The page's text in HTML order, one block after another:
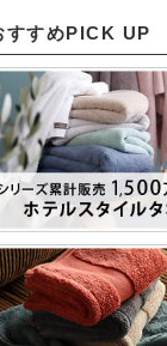
すすめPICK UP